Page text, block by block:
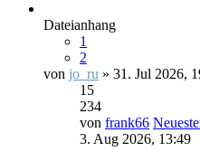
Dateianhang
1
2
von jo_ru » 31. Jul 2026,
15
234
von frank66
3. Aug 2026, 13:49